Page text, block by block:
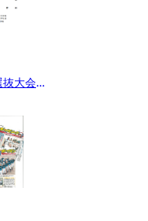
大会支